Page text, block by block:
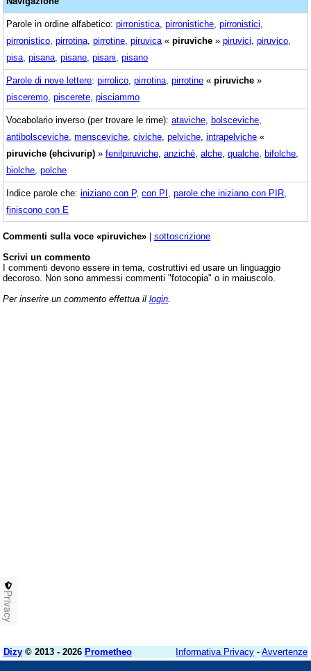
Parole in ordine alfabetico: pirronistica pirronistiche pirronistici
pirronistico pirrotina pirrotine piruvica « piruviche » piruvici piruvico
pisa pisana pisane pisani pisano
Parole di nove lettere: pirrolico pirrotina pirrotine « piruviche »
pisceremo piscerete pisciammo
Vocabolario inverso (per trovare le rime): ataviche bolsceviche
antibolsceviche mensceviche civiche pelviche intrapelviche «
piruviche (ehcivurip) » fenilpiruviche anziché alche qualche bifolche
biolche polche
Indice parole che: iniziano con P, con PI parole che iniziano con PIR
finiscono con E
Commenti sulla voce «piruviche» | sottoscrizione
Scrivi un commento
I commenti devono essere in tema, costruttivi ed usare un linguaggio
decoroso. Non sono ammessi commenti "fotocopia" o in maiuscolo.
Per inserire un commento effettua il login
Dizy © 2013 - 2026 Prometheo Informativa Privacy - Avvertenze
Privacy